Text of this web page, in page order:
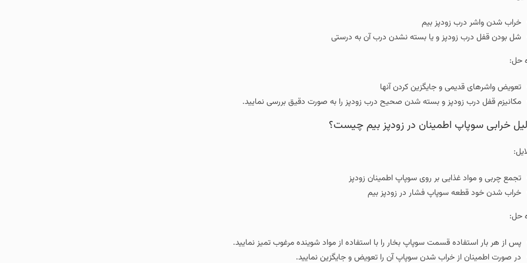
خراب شدن واشر درب زودپز بیم
شل بودن قفل درب زودپز و یا بسته نشدن درب آن به درستی
حل:
تعویض واشرهای قدیمی و جایگزین کردن آنها
مکانیزم قفل درب زودپز و بسته شدن صحیح درب زودپز را به صورت دقیق بررسی نمایید.
خرابی سوپاپ اطمینان در زودپز بیم چیست؟
تجمع چربی و مواد غذایی بر روی سوپاپ اطمینان زودپز
خراب شدن خود قطعه سوپاپ فشار در زودپز بیم
حل:
پس از هر بار استفاده قسمت سوپاپ بخار را با استفاده از مواد شوینده مرغوب تمیز نمایید.
در صورت اطمینان از خراب شدن سوپاپ آن را تعویض و جایگزین نمایید.